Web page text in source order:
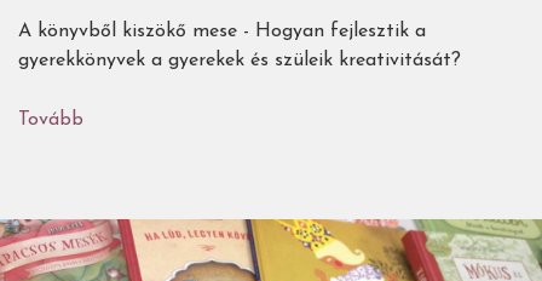
A könyvből kiszökő mese - Hogyan fejlesztik a
gyerekkönyvek a gyerekek és szüleik kreativitását?
Tovább
csodát
tesz